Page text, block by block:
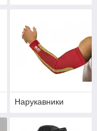
Нарукавники